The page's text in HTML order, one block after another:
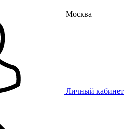
Москва
Личный кабинет